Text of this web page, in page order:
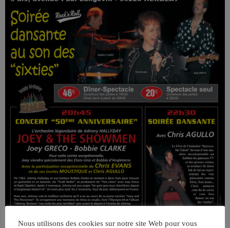
Nous utilisons des cookies sur notre site Web pour vous